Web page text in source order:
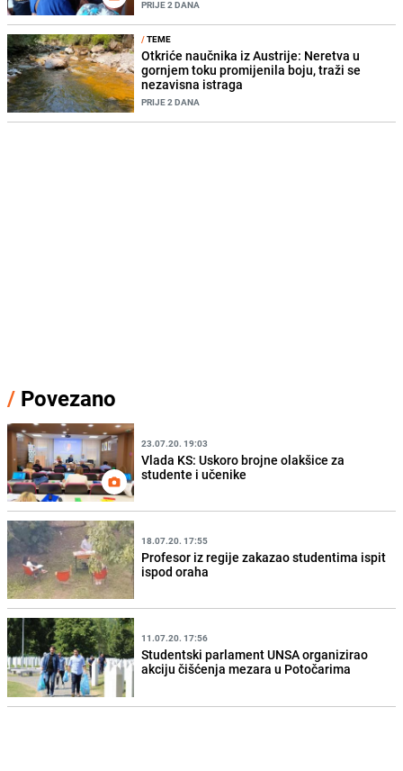
PRIJE 2 DANA
/TEME
Otkriće naučnika iz Austrije: Neretva u
gornjem toku promijenila boju, traži se
nezavisna istraga
PRIJE 2 DANA
/ Povezano
23.07.20. 19:03
Vlada KS: Uskoro brojne olakšice za
studente i učenike
18.07.20. 17:55
Profesor iz regije zakazao studentima ispit
ispod oraha
11.07.20. 17:56
Studentski parlament UNSA organizirao
akciju čišćenja mezara u Potočarima